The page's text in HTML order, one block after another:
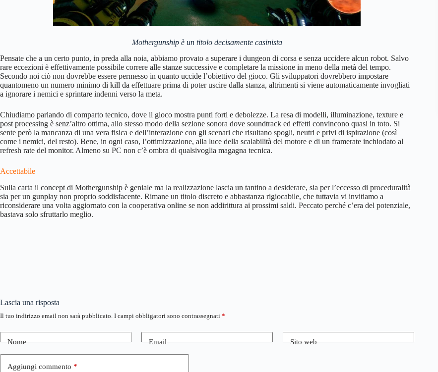
Mothergunship è un titolo decisamente casinista
Pensate che a un certo punto, in preda alla noia, abbiamo provato a superare i dungeon di corsa e senza uccidere alcun robot. Salvo
rare eccezioni è effettivamente possibile correre alle stanze successive e completare la missione in meno della metà del tempo.
Secondo noi ciò non dovrebbe essere permesso in quanto uccide l’obiettivo del gioco. Gli sviluppatori dovrebbero impostare
quantomeno un numero minimo di kill da effettuare prima di poter uscire dalla stanza, altrimenti si viene automaticamente invogliati
a ignorare i nemici e sprintare indenni verso la meta.
Chiudiamo parlando di comparto tecnico, dove il gioco mostra punti forti e debolezze. La resa di modelli, illuminazione, texture e
post processing è senz’altro ottima, allo stesso modo della sezione sonora dove soundtrack ed effetti convincono quasi in toto. Si
sente però la mancanza di una vera fisica e dell’interazione con gli scenari che risultano spogli, neutri e privi di ispirazione (così
come i nemici, del resto). Bene, in ogni caso, l’ottimizzazione, alla luce della scalabilità del motore e di un framerate inchiodato al
refresh rate del monitor. Almeno su PC non c’è ombra di qualsivoglia magagna tecnica.
Accettabile
Sulla carta il concept di Mothergunship è geniale ma la realizzazione lascia un tantino a desiderare, sia per l’eccesso di proceduralità
sia per un gunplay non proprio soddisfacente. Rimane un titolo discreto e abbastanza rigiocabile, che tuttavia vi invitiamo a
riconsiderare una volta aggiornato con la cooperativa online se non addirittura ai prossimi saldi. Peccato perché c’era del potenziale,
bastava solo sfruttarlo meglio.
Lascia una risposta
Il tuo indirizzo email non sarà pubblicato. I campi obbligatori sono contrassegnati *
Nome Email Sito web
Aggiungi commento *